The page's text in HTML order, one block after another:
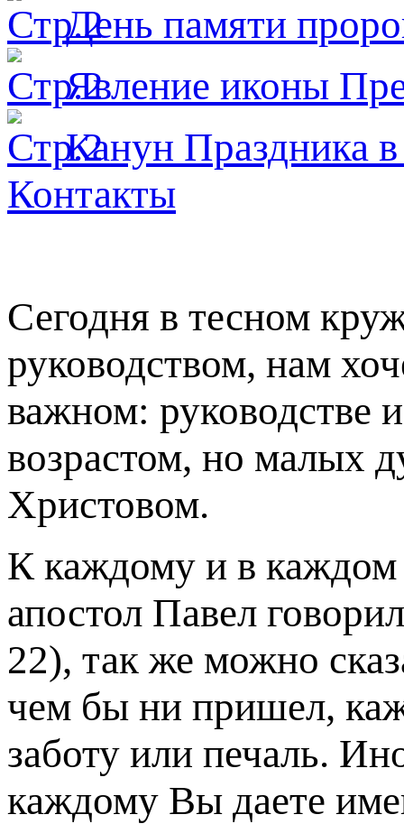
День памяти
Явлeние иконы
Канун Праздника
Контакты
Сегодня в тесном
руководством, нам
важном: руководстве
возрастом, но малых
Христовом.
К каждому и в каждом
апостол Павел
22), так же можно
чем бы ни пришел,
заботу или печаль.
каждому Вы даете